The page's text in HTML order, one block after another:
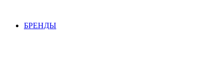
БРЕНДЫ